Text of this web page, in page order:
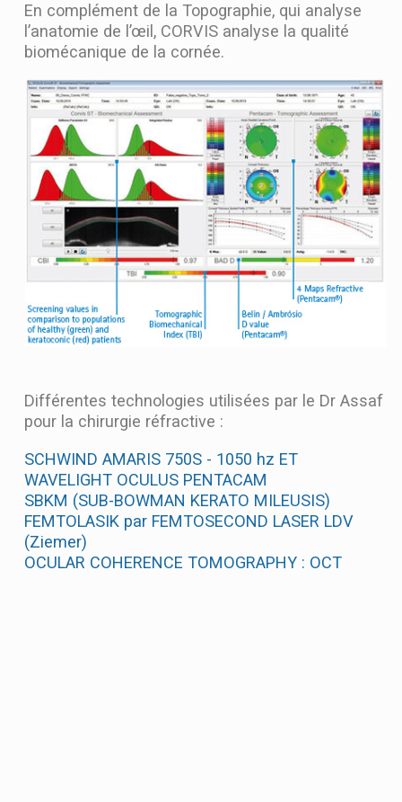
En complément de la Topographie, qui analyse
l’anatomie de l’œil, CORVIS analyse la qualité
biomécanique de la cornée.
Différentes technologies utilisées par le Dr Assaf
pour la chirurgie réfractive :
SCHWIND AMARIS 750S - 1050 hz ET
WAVELIGHT OCULUS PENTACAM
SBKM (SUB-BOWMAN KERATO MILEUSIS)
FEMTOLASIK par FEMTOSECOND LASER LDV
(Ziemer)
OCULAR COHERENCE TOMOGRAPHY : OCT